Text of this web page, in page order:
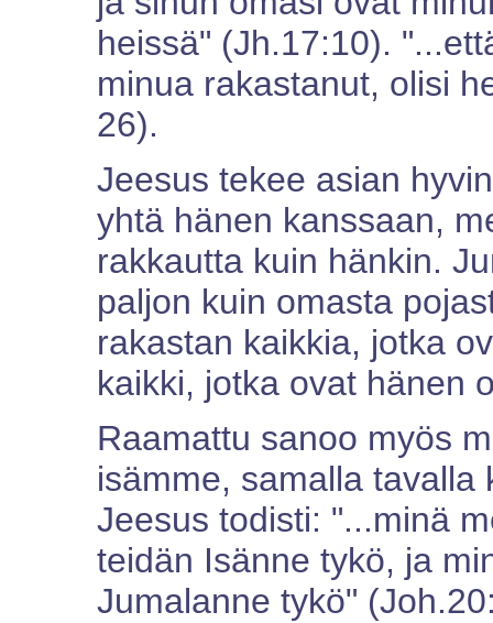
heissä" (Jh.17:10).
minua rakastanut, olisi
26).
Jeesus tekee asian
yhtä hänen kanssaan,
rakkautta kuin hänkin.
paljon kuin omasta
rakastan kaikkia, jotka
kaikki, jotka ovat hänen
Raamattu sanoo myös
isämme, samalla tavalla
Jeesus todisti: "...minä
teidän Isänne tykö, ja
Jumalanne tykö"